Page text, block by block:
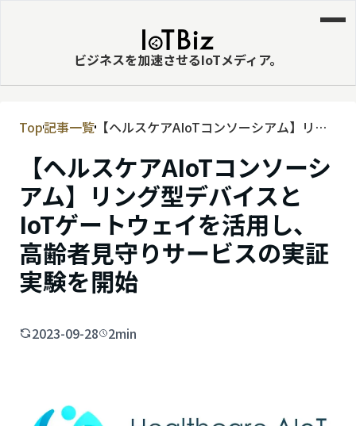
ビジネスを加速させるIoTメディア。
MVNE
エッジ
LPWA
DaaS
IaaS
PaaS
スマート漁業
Top記事一覧【ヘルスケアAIoTコンソーシアム】リン
し、高齢者見守りサービスの実証実験を
開始
【ヘルスケアAIoTコンソーシ
アム】リング型デバイスと
IoTゲートウェイを活用し、
高齢者見守りサービスの実証
実験を開始
2023-09-28 2min